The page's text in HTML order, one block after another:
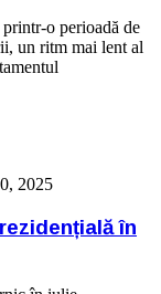
o perioadă de
un ritm mai lent al
2025
în